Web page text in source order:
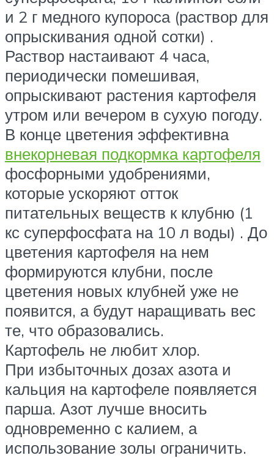
и 2 г медного купороса (раствор для
опрыскивания одной сотки) .
Раствор настаивают 4 часа,
периодически помешивая,
опрыскивают растения картофеля
утром или вечером в сухую погоду.
В конце цветения эффективна
внекорневая подкормка картофеля
фосфорными удобрениями,
которые ускоряют отток
питательных веществ к клубню (1
кс суперфосфата на 10 л воды) . До
цветения картофеля на нем
формируются клубни, после
цветения новых клубней уже не
появится, а будут наращивать вес
те, что образовались.
Картофель не любит хлор.
При избыточных дозах азота и
кальция на картофеле появляется
парша. Азот лучше вносить
одновременно с калием, а
использование золы ограничить.